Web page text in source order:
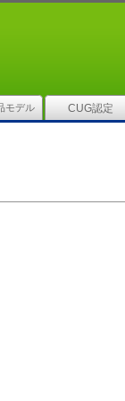
モデル CUG認定